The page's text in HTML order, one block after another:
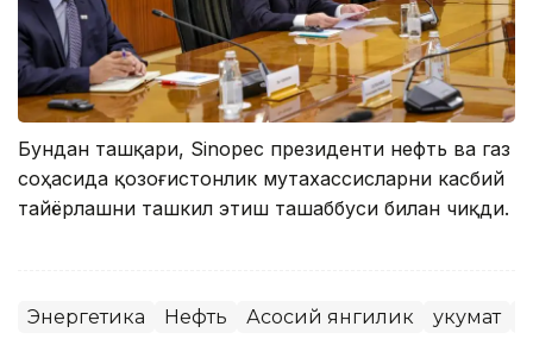
Бундан ташқари, Sinopec президенти нефть ва газ
соҳасида қозоғистонлик мутахассисларни касбий
тайёрлашни ташкил этиш ташаббуси билан чиқди.
Энергетика Нефть Асосий янгилик Ҳукумат